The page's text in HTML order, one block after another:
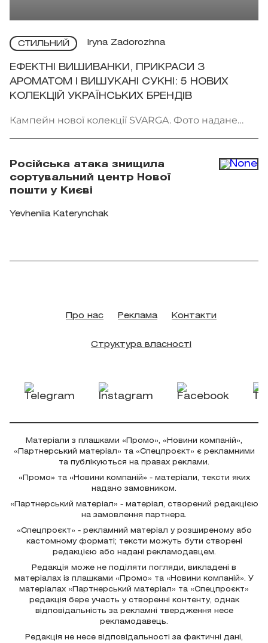
СТИЛЬНИЙ Iryna Zadorozhna
ЕФЕКТНІ ВИШИВАНКИ, ПРИКРАСИ З
АРОМАТОМ І ВИШУКАНІ СУКНІ: 5 НОВИХ
КОЛЕКЦІЙ УКРАЇНСЬКИХ БРЕНДІВ
Кампейн нової колекції SVARGA. Фото надане
Російська атака знищила
сортувальний центр Нової
пошти у Києві
Yevheniia Katerynchak
Про нас Реклама Контакти
Структура власності
Матеріали з плашками «Промо», «Новини компаній»,
«Партнерський матеріал» та «Спецпроєкт» є рекламними
та публікуються на правах реклами.
«Промо» та «Новини компаній» - матеріали, тексти яких
надано замовником.
«Партнерський матеріал» - матеріал, створений редакцією
на замовлення партнера.
«Спецпроєкт» - рекламний матеріал у розширеному або
кастомному форматі; тексти можуть бути створені
редакцією або надані рекламодавцем.
Редакція може не поділяти погляди, викладені в
матеріалах із плашками «Промо» та «Новини компаній». У
матеріалах «Партнерський матеріал» та «Спецпроєкт»
редакція бере участь у створенні контенту, однак
відповідальність за рекламні твердження несе
рекламодавець.
Редакція не несе відповідальності за фактичні дані,